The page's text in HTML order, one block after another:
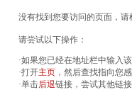
没有找到您要访问的页面，
请尝试以下操作：
·如果您已经在地址栏中输入
·打开主页 ，然后查找指向您
·单击后退链接，尝试其他链